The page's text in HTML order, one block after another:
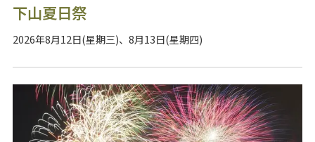
下山夏日祭
2026年8月12日(星期三)、8月13日(星期四)